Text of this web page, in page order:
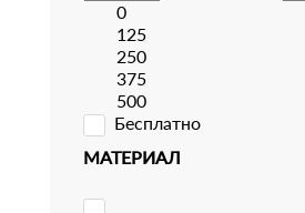
0
125
250
375
500
Бесплатно
МАТЕРИАЛ